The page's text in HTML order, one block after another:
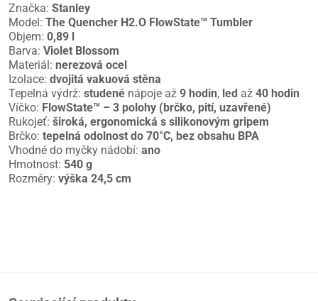
Značka: Stanley
Model: The Quencher H2.O FlowState™ Tumbler
Objem: 0,89 l
Barva: Violet Blossom
Materiál: nerezová ocel
Izolace: dvojitá vakuová stěna
Tepelná výdrž: studené nápoje až 9 hodin, led až 40 hodin
Víčko: FlowState™ – 3 polohy (brčko, pití, uzavřené)
Rukojeť: široká, ergonomická s silikonovým gripem
Brčko: tepelná odolnost do 70°C, bez obsahu BPA
Vhodné do myčky nádobí: ano
Hmotnost: 540 g
Rozměry: výška 24,5 cm